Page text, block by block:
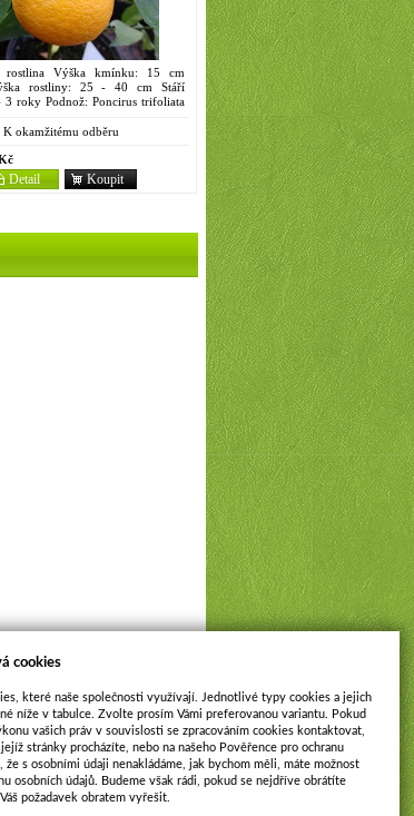
rostlina Výška kmínku: 15 cm
rostliny: 25 - 40 cm Stáří
roky Podnož: Poncirus trifoliata
K okamžitému odběru
Koupit
Detail
cookies
které naše společnosti využívají. Jednotlivé typy cookies a jejich
níže v tabulce. Zvolte prosím Vámi preferovanou variantu. Pokud
vašich práv v souvislosti se zpracováním cookies kontaktovat,
stránky procházíte, nebo na našeho Pověřence pro ochranu
s osobními údaji nenakládáme, jak bychom měli, máte možnost
osobních údajů. Budeme však rádi, pokud se nejdříve obrátíte
požadavek obratem vyřešit.